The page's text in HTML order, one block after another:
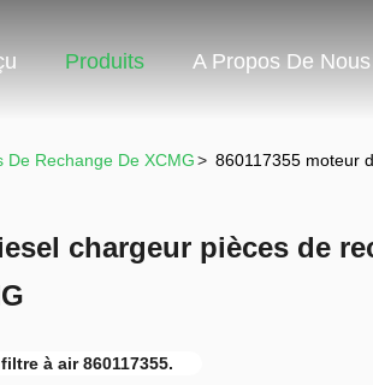
Produits A Propos De Nous
De Rechange De XCMG> 860117355 moteur
chargeur pièces de
filtre à air 860117355.